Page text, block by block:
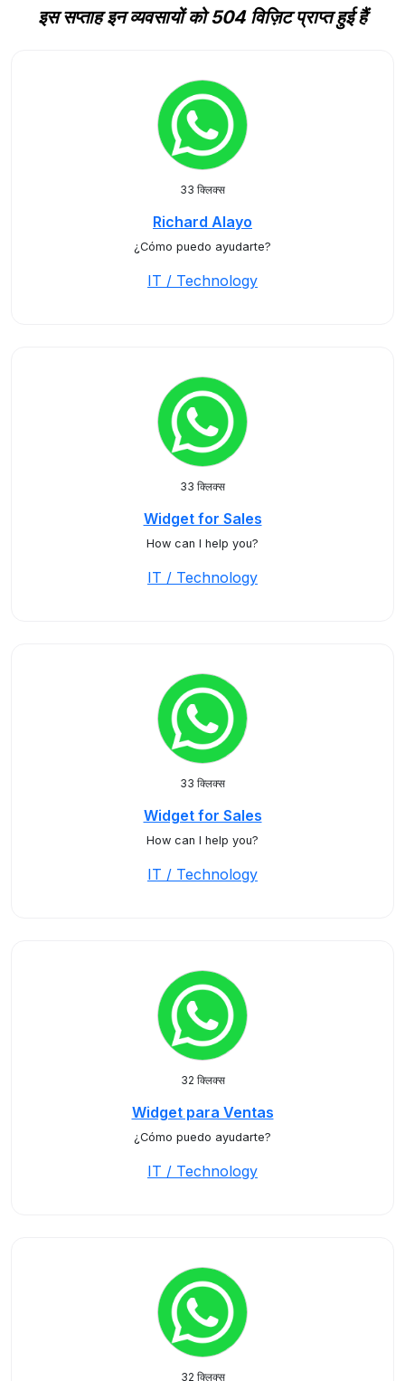
इस सप्ताह इन व्यवसायों को 504 विज़िट प्राप्त हुई हैं
33 क्लिक्स
Richard Alayo
¿Cómo puedo ayudarte?
IT / Technology
33 क्लिक्स
Widget for Sales
How can I help you?
IT / Technology
33 क्लिक्स
Widget for Sales
How can I help you?
IT / Technology
32 क्लिक्स
Widget para Ventas
¿Cómo puedo ayudarte?
IT / Technology
32 क्लिक्स